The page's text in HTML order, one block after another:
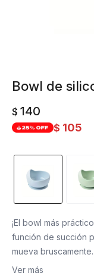
Bowl de
$ 140
$ 105
¡El bowl más
función de succión
mueva
aprendiendo a comer!
Ver más